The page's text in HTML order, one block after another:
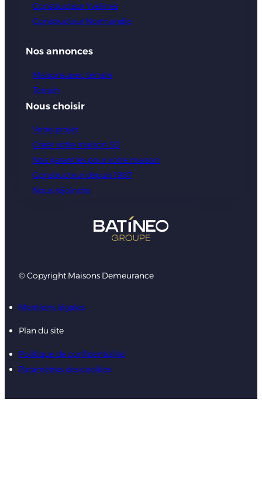
Constructeur Yvelines
Constructeur Normandie
Nos annonces
Maisons avec terrain
Terrain
Nous choisir
Votre projet
Créer votre maison 3D
Nos garanties pour votre maison
Constructeur depuis 1987
Nous rejoindre
© Copyright Maisons Demeurance
Mentions légales
Plan du site
Politique de confidentialité
Paramètres des cookies